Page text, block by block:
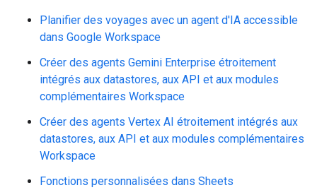
Planifier des voyages avec un agent d'IA accessible
dans Google Workspace
Créer des agents Gemini Enterprise étroitement
intégrés aux datastores, aux API et aux modules
complémentaires Workspace
Créer des agents Vertex AI étroitement intégrés aux
datastores, aux API et aux modules complémentaires
Workspace
Fonctions personnalisées dans Sheets